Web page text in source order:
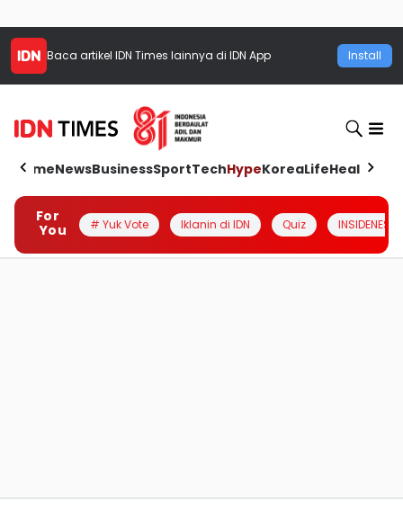
Baca artikel IDN Times lainnya di IDN App Install
HomeNewsBusinessSportTechHypeKoreaLifeHealth
For
You
# Yuk Vote Iklanin di IDN Quiz INSIDENESIA